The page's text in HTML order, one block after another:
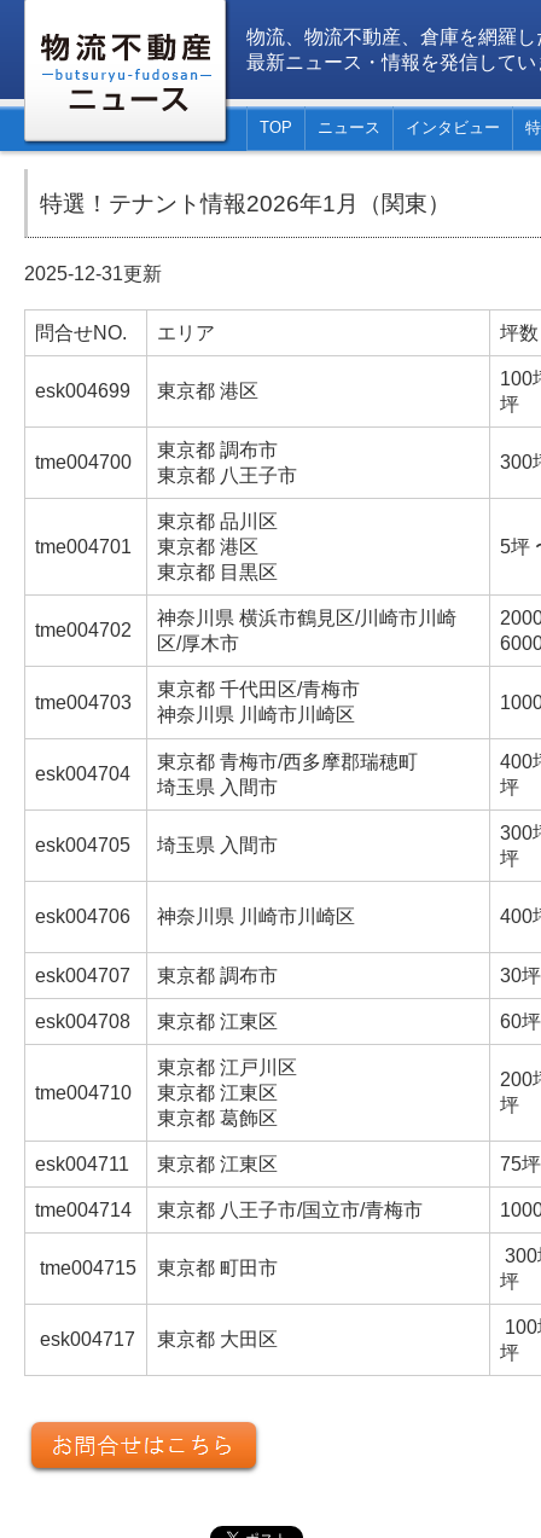
物流、物流不動産、倉庫を網羅し
最新ニュース・情報を発信してい
TOP ニュース インタビュー
特選！テナント情報2026年1月（関東）
2025-12-31更新
問合せNO. エリア 坪数
esk004699 東京都 港区
100
坪
tme004700
東京都 調布市
東京都 八王子市
300
tme004701
東京都 品川区
東京都 港区
東京都 目黒区
5坪
tme004702
神奈川県 横浜市鶴見区/川崎市川崎
区/厚木市
tme004703
東京都 千代田区/青梅市
神奈川県 川崎市川崎区
esk004704
東京都 青梅市/西多摩郡瑞穂町
埼玉県 入間市
400
坪
esk004705 埼玉県 入間市
300
坪
esk004706 神奈川県 川崎市川崎区 400
esk004707 東京都 調布市 30
esk004708 東京都 江東区 60
tme004710
東京都 江戸川区
東京都 江東区
東京都 葛飾区
200
坪
esk004711 東京都 江東区 75
tme004714 東京都 八王子市/国立市/青梅市
tme004715 東京都 町田市
300
坪
esk004717 東京都 大田区
坪